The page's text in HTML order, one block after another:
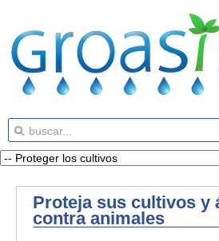
Proteja sus cultivos y
contra animales